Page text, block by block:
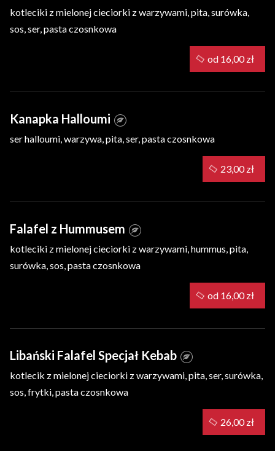
kotleciki z mielonej cieciorki z warzywami, pita, surówka,
sos, ser, pasta czosnkowa
Kanapka Halloumi
ser halloumi, warzywa, pita, ser, pasta czosnkowa
Falafel z Hummusem
kotleciki z mielonej cieciorki z warzywami, hummus, pita,
surówka, sos, pasta czosnkowa
Libański Falafel Specjał Kebab
kotlecik z mielonej cieciorki z warzywami, pita, ser, surówka,
sos, frytki, pasta czosnkowa